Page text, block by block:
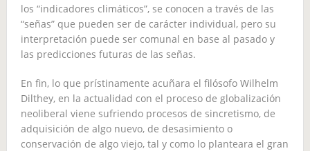
los “indicadores climáticos”, se conocen a través de las
“señas” que pueden ser de carácter individual, pero su
interpretación puede ser comunal en base al pasado y
las predicciones futuras de las señas.
En fin, lo que prístinamente acuñara el filósofo Wilhelm
Dilthey, en la actualidad con el proceso de globalización
neoliberal viene sufriendo procesos de sincretismo, de
adquisición de algo nuevo, de desasimiento o
conservación de algo viejo, tal y como lo planteara el gran